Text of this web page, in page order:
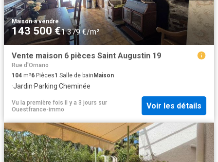
Maison·à vendre
143 500 €1 379 €/m²
Vente maison 6 pièces Saint Augustin 19
Rue d'Ornano
104 m²6 Pièces1 Salle de bainMaison
·Jardin·Parking·Cheminée
Vu la première fois il y a 3 jours sur
Ouestfrance-immo
Voir les détails